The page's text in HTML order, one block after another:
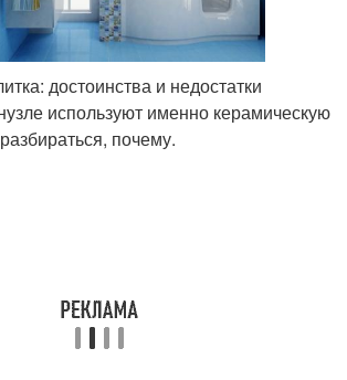
достоинства и недостатки
используют именно керамическую
почему.